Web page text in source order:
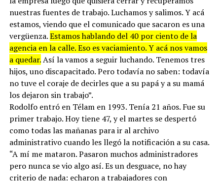
nuestras fuentes de trabajo. Luchamos y salimos. Y acá
estamos, viendo que el comunicado que sacaron es una
vergüenza.Estamos hablando del 40 por ciento de la
agencia en la calle. Eso es vaciamiento. Y acá nos vamos
a quedar.Así la vamos a seguir luchando. Tenemos tres
hijos, uno discapacitado. Pero todavía no saben: todavía
no tuve el coraje de decirles que a su papá y a su mamá
los dejaron sin trabajo”.
Rodolfo entró en Télam en 1993. Tenía 21 años. Fue su
primer trabajo. Hoy tiene 47, y el martes se despertó
como todas las mañanas para ir al archivo
administrativo cuando les llegó la notificación a su casa.
“A mí me mataron. Pasaron muchos administradores
pero nunca se vio algo así. Es un desguace, no hay
criterio de nada: echaron a trabajadores con